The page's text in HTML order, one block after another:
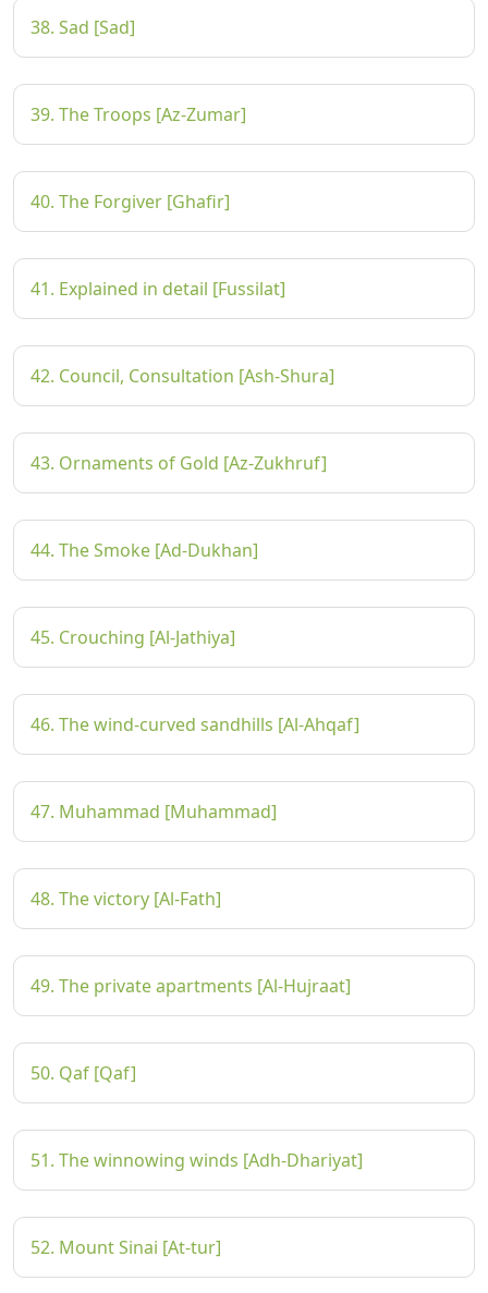
38. Sad [Sad]
39. The Troops [Az-Zumar]
40. The Forgiver [Ghafir]
41. Explained in detail [Fussilat]
42. Council, Consultation [Ash-Shura]
43. Ornaments of Gold [Az-Zukhruf]
44. The Smoke [Ad-Dukhan]
45. Crouching [Al-Jathiya]
46. The wind-curved sandhills [Al-Ahqaf]
47. Muhammad [Muhammad]
48. The victory [Al-Fath]
49. The private apartments [Al-Hujraat]
50. Qaf [Qaf]
51. The winnowing winds [Adh-Dhariyat]
52. Mount Sinai [At-tur]